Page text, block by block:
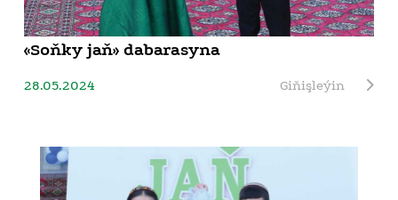
«Soňky jaň» dabarasyna
28.05.2024 Giňişleýin